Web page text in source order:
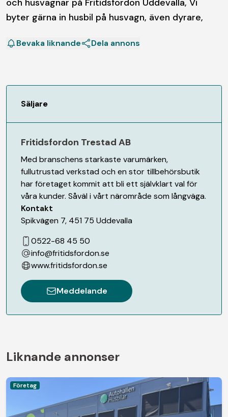
byter gärna in husbil på husvagn, även dyrare,
Bevaka liknande Dela annons
Säljare
Fritidsfordon Trestad AB
Med branschens starkaste varumärken,
fullutrustad verkstad och en stor tillbehörsbutik
har företaget kommit att bli ett självklart val för
våra kunder. Såväl i vårt närområde som långväga.
Kontakt
Spikvägen 7, 451 75 Uddevalla
0522-68 45 50
info@fritidsfordon.se
www.fritidsfordon.se
Meddelande
Liknande annonser
Företag